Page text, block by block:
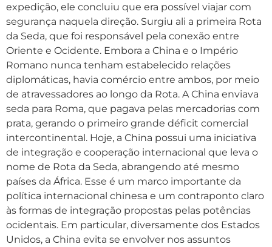
expedição, ele concluiu que era possível viajar com
segurança naquela direção. Surgiu ali a primeira Rota
da Seda, que foi responsável pela conexão entre
Oriente e Ocidente. Embora a China e o Império
Romano nunca tenham estabelecido relações
diplomáticas, havia comércio entre ambos, por meio
de atravessadores ao longo da Rota. A China enviava
seda para Roma, que pagava pelas mercadorias com
prata, gerando o primeiro grande déficit comercial
intercontinental. Hoje, a China possui uma iniciativa
de integração e cooperação internacional que leva o
nome de Rota da Seda, abrangendo até mesmo
países da África. Esse é um marco importante da
política internacional chinesa e um contraponto claro
às formas de integração propostas pelas potências
ocidentais. Em particular, diversamente dos Estados
Unidos, a China evita se envolver nos assuntos